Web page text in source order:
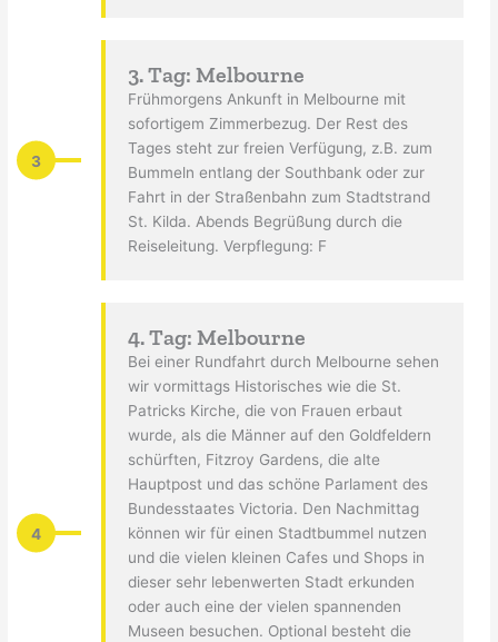
3
3. Tag: Melbourne
Frühmorgens Ankunft in Melbourne mit
sofortigem Zimmerbezug. Der Rest des
Tages steht zur freien Verfügung, z.B. zum
Bummeln entlang der Southbank oder zur
Fahrt in der Straßenbahn zum Stadtstrand
St. Kilda. Abends Begrüßung durch die
Reiseleitung. Verpflegung: F
4
4. Tag: Melbourne
Bei einer Rundfahrt durch Melbourne sehen
wir vormittags Historisches wie die St.
Patricks Kirche, die von Frauen erbaut
wurde, als die Männer auf den Goldfeldern
schürften, Fitzroy Gardens, die alte
Hauptpost und das schöne Parlament des
Bundesstaates Victoria. Den Nachmittag
können wir für einen Stadtbummel nutzen
und die vielen kleinen Cafes und Shops in
dieser sehr lebenwerten Stadt erkunden
oder auch eine der vielen spannenden
Museen besuchen. Optional besteht die